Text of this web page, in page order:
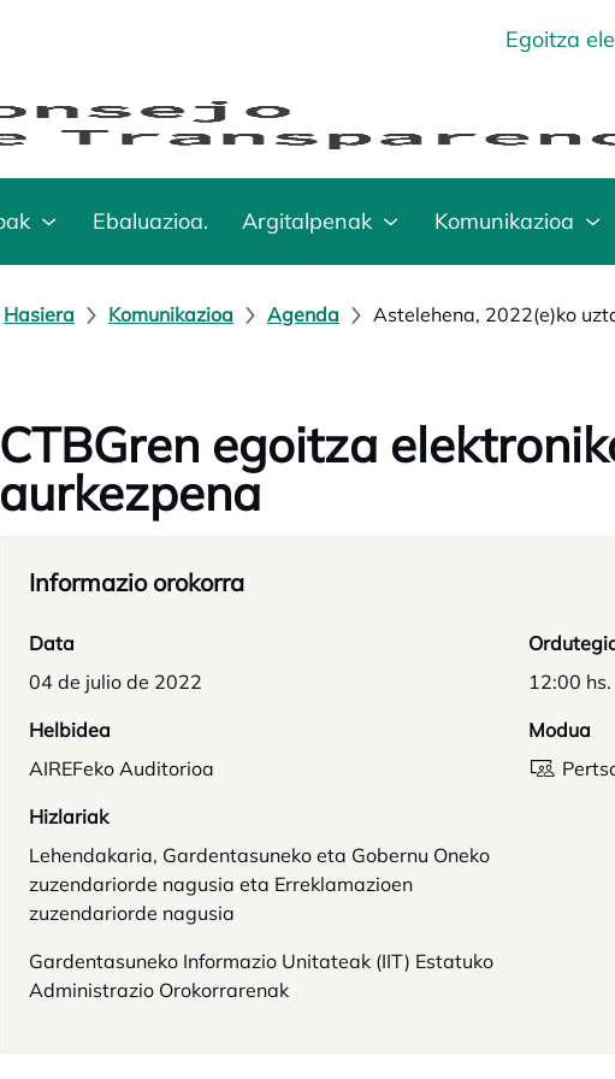
Egoitza
Ebaluazioa. Argitalpenak Komunikazioa
Hasiera Komunikazioa Agenda Astelehena, 2022(e)ko
CTBGren egoitza
aurkezpena
Informazio orokorra
Data
04 de julio de 2022
12:00 hs.
Helbidea
AIREFeko Auditorioa
Modua
Hizlariak
Lehendakaria, Gardentasuneko eta Gobernu Oneko
zuzendariorde nagusia eta Erreklamazioen
zuzendariorde nagusia
Gardentasuneko Informazio Unitateak (IIT) Estatuko
Administrazio Orokorrarenak